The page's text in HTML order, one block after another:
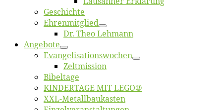
Ge­schich­te
Eh­ren­mit­glied
Dr. Theo Lehmann
An­ge­bo­te
Evangelisa­tions­wo­chen
Zelt­mis­si­on
Bi­bel­ta­ge
KINDERTAGE MIT LEGO®
XXL-Me­­tal­l­­bau­­kas­­ten